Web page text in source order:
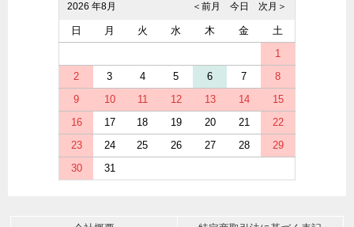
2026 年8月 次月＞
今日
＜前月
日 月 火 水 木 金
土
1
2
3 4 5 6 7
8
9
10 11 12 13 14
15
16
17 18 19 20 21
22
23
24 25 26 27 28
29
30
31